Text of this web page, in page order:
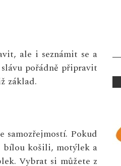
ale i seznámit se a
pořádně připravit
základ.
samozřejmostí. Pokud
bílou košili, motýlek a
Vybrat si můžete z